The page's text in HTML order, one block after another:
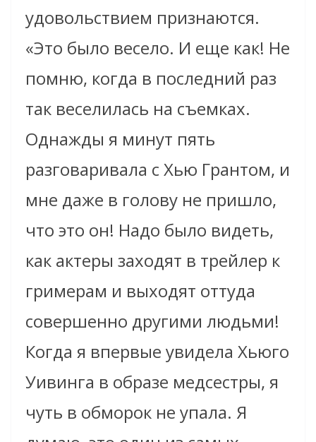
удовольствием признаются.
«Это было весело. И еще как! Не
помню, когда в последний раз
так веселилась на съемках.
Однажды я минут пять
разговаривала с Хью Грантом, и
мне даже в голову не пришло,
что это он! Надо было видеть,
как актеры заходят в трейлер к
гримерам и выходят оттуда
совершенно другими людьми!
Когда я впервые увидела Хьюго
Уивинга в образе медсестры, я
чуть в обморок не упала. Я